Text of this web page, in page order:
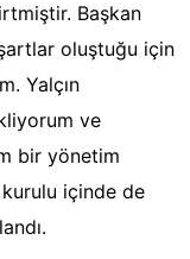
Başkan
oluştuğu için
Yalçın
ve
bir yönetim
içinde de